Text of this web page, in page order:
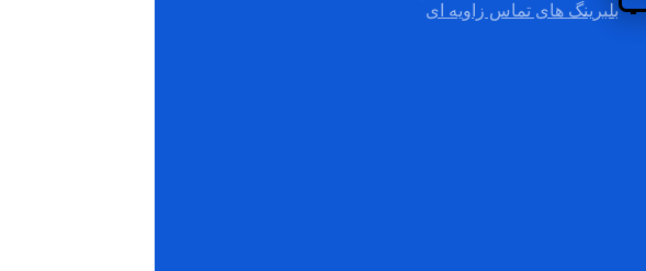
بلبرینگ های تماس زاویه ای